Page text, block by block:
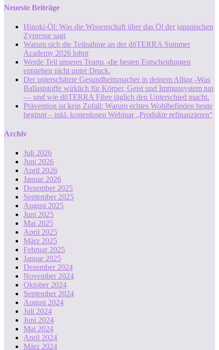
Neueste Beiträge
Hinoki-Öl: Was die Wissenschaft über das Öl der japanischen
Zypresse sagt
Warum sich die Teilnahme an der dōTERRA Summer
Academy 2026 lohnt
Werde Teil unseres Teams -die besten Entscheidungen
entstehen nicht unter Druck.
Der unterschätzte Gesundheitsmacher in deinem Alltag -Was
Ballaststoffe wirklich für Körper, Geist und Immunsystem tun
— und wie dōTERRA Fibre täglich den Unterschied macht.
Prävention ist kein Zufall: Warum echtes Wohlbefinden heute
beginnt – inkl. kostenlosen Webinar „Produkte refinanzieren“
Archiv
Juli 2026
Juni 2026
April 2026
Januar 2026
Dezember 2025
September 2025
August 2025
Juni 2025
Mai 2025
April 2025
März 2025
Februar 2025
Januar 2025
Dezember 2024
November 2024
Oktober 2024
September 2024
August 2024
Juli 2024
Juni 2024
Mai 2024
April 2024
März 2024